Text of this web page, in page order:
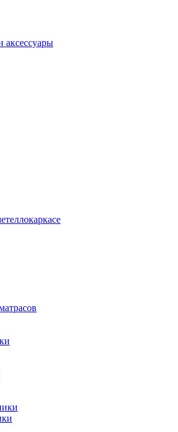
аксессуары